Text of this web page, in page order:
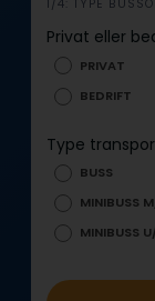
i
n
o
d
1/4: TYPE
Privat eller
PRIVAT
BEDRIFT
Type
BUSS
MINIBUSS
MINIBUSS